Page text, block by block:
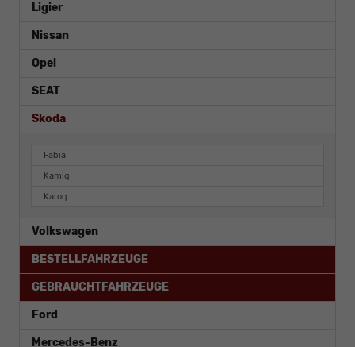
Ligier
Nissan
Opel
SEAT
Skoda
Fabia
Kamiq
Karoq
Volkswagen
BESTELLFAHRZEUGE
GEBRAUCHTFAHRZEUGE
Ford
Mercedes-Benz